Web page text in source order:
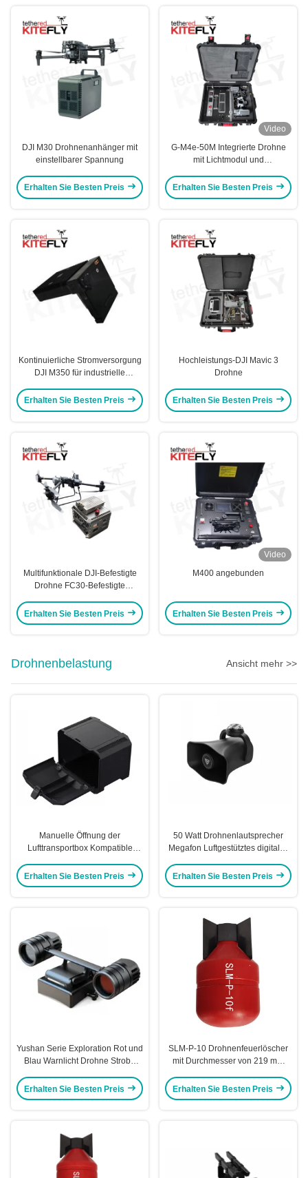
DJI M30 Drohnenanhänger mit
einstellbarer Spannung
Erhalten Sie Besten Preis
Video
G-M4e-50M Integrierte Drohne
mit Lichtmodul und
Erhalten Sie Besten Preis
Kontinuierliche Stromversorgung
DJI M350 für industrielle
Überwachungsanwendungen
Erhalten Sie Besten Preis
Hochleistungs-DJI Mavic 3
Drohne
Erhalten Sie Besten Preis
Multifunktionale DJI-Befestigte
Drohne FC30-Befestigte
Erhalten Sie Besten Preis
Video
M400 angebunden
Erhalten Sie Besten Preis
Drohnenbelastung Ansicht mehr >>
Manuelle Öffnung der
Lufttransportbox Kompatible
Erhalten Sie Besten Preis
50 Watt Drohnenlautsprecher
Megafon Luftgestütztes digitales
(M300&M350) Kitefiy
Erhalten Sie Besten Preis
Yushan Serie Exploration Rot und
Blau Warnlicht Drohne Strobe
Erhalten Sie Besten Preis
SLM-P-10 Drohnenfeuerlöscher
mit Durchmesser von 219 mm
Erhalten Sie Besten Preis